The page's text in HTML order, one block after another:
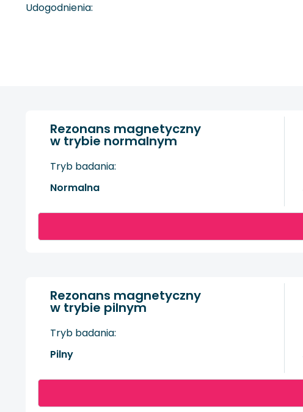
Udogodnienia:
Rezonans magnetyczny
w trybie normalnym
Tryb badania:
Normalna
Rezonans magnetyczny
w trybie pilnym
Tryb badania:
Pilny